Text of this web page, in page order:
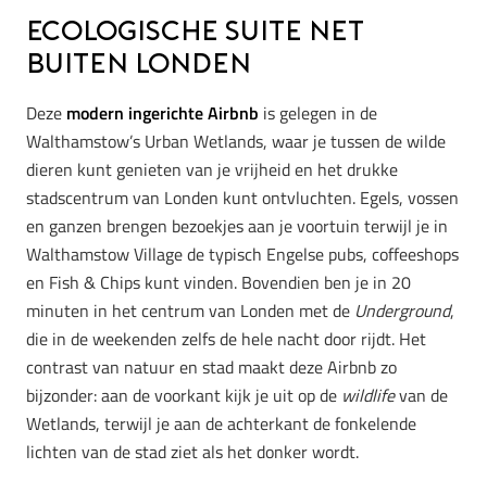
Ecologische suite net
buiten Londen
Deze modern ingerichte Airbnb is gelegen in de
Walthamstow’s Urban Wetlands, waar je tussen de wilde
dieren kunt genieten van je vrijheid en het drukke
stadscentrum van Londen kunt ontvluchten. Egels, vossen
en ganzen brengen bezoekjes aan je voortuin terwijl je in
Walthamstow Village de typisch Engelse pubs, coffeeshops
en Fish & Chips kunt vinden. Bovendien ben je in 20
minuten in het centrum van Londen met de Underground,
die in de weekenden zelfs de hele nacht door rijdt. Het
contrast van natuur en stad maakt deze Airbnb zo
bijzonder: aan de voorkant kijk je uit op de wildlifevan de
Wetlands, terwijl je aan de achterkant de fonkelende
lichten van de stad ziet als het donker wordt.